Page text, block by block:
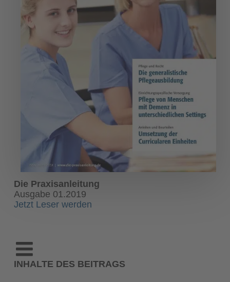
Die Praxisanleitung
Ausgabe 01.2019
Jetzt Leser werden
INHALTE DES BEITRAGS